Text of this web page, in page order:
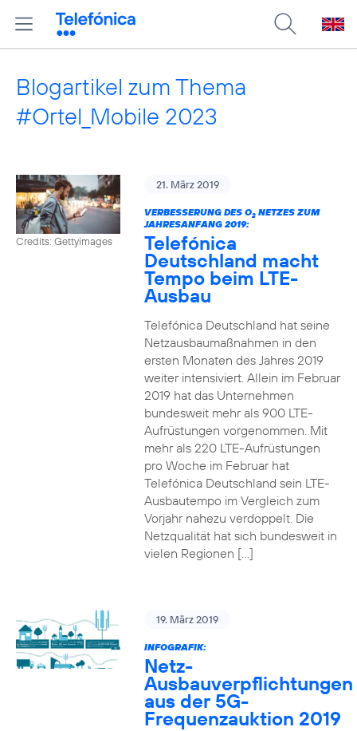
Blogartikel zum Thema
#Ortel_Mobile 2023
Credits: Gettyimages
21. März 2019
VERBESSERUNG DES O2NETZES ZUM
JAHRESANFANG 2019:
Telefónica
Deutschland macht
Tempo beim LTE-
Ausbau
Telefónica Deutschland hat seine
Netzausbaumaßnahmen in den
ersten Monaten des Jahres 2019
weiter intensiviert. Allein im Februar
2019 hat das Unternehmen
bundesweit mehr als 900 LTE-
Aufrüstungen vorgenommen. Mit
mehr als 220 LTE-Aufrüstungen
pro Woche im Februar hat
Telefónica Deutschland sein LTE-
Ausbautempo im Vergleich zum
Vorjahr nahezu verdoppelt. Die
Netzqualität hat sich bundesweit in
vielen Regionen […]
19. März 2019
INFOGRAFIK:
Netz-
Ausbauverpflichtungen
aus der 5G-
Frequenzauktion 2019